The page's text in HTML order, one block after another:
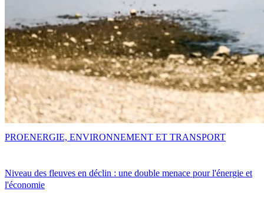
Niveau des fleuves en déclin : une double menace pour l'énergie et
l'économie
PROENERGIE, ENVIRONNEMENT ET TRANSPORT